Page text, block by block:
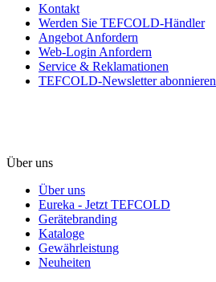
Kontakt
Werden Sie TEFCOLD-Händler
Angebot Anfordern
Web-Login Anfordern
Service & Reklamationen
TEFCOLD-Newsletter abonnieren
Über uns
Über uns
Eureka - Jetzt TEFCOLD
Gerätebranding
Kataloge
Gewährleistung
Neuheiten